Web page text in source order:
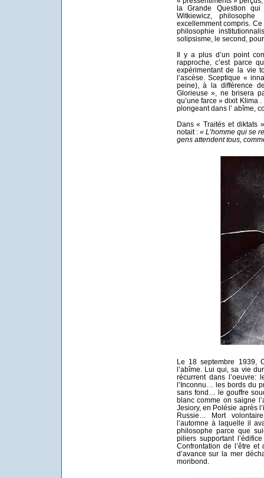
la Grande Question
Witkiewicz,
excellemment compris.
philosophie
solipsisme, le second,
Il y a plus d’un point
rapproche, c’est parce
expérimentant de la vie
l’ascèse. Sceptique «
peine), à la différence
Glorieuse », ne brisera
qu’une farce » dixit Klima
plongeant dans l’ abîme,
Dans « Traités et diktats
notait : « L’homme qui se
gens attendent tous,
Le 18 septembre 1939,
l’abîme. Lui qui, sa vie
récurrent dans
l’Inconnu… les bords du
sans fond… le gouffre
blanc comme on saigne
Jesiory, en Polésie après
Russie… Mort
l’automne à laquelle il
philosophe parce que
piliers supportant
Confrontation de l’être
d’avance sur la mer
moribond.